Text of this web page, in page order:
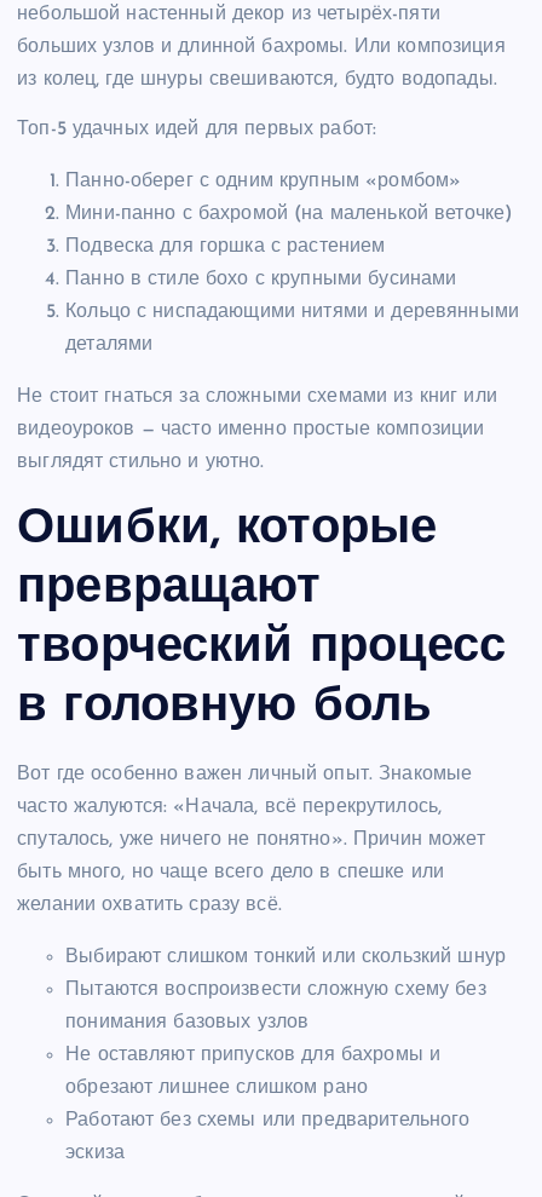
небольшой настенный декор из четырёх-пяти
больших узлов и длинной бахромы. Или композиция
из колец, где шнуры свешиваются, будто водопады.
Топ-5 удачных идей для первых работ:
Панно-оберег с одним крупным «ромбом»
Мини-панно с бахромой (на маленькой веточке)
Подвеска для горшка с растением
Панно в стиле бохо с крупными бусинами
Кольцо с ниспадающими нитями и деревянными
деталями
Не стоит гнаться за сложными схемами из книг или
видеоуроков — часто именно простые композиции
выглядят стильно и уютно.
Ошибки, которые
превращают
творческий процесс
в головную боль
Вот где особенно важен личный опыт. Знакомые
часто жалуются: «Начала, всё перекрутилось,
спуталось, уже ничего не понятно». Причин может
быть много, но чаще всего дело в спешке или
желании охватить сразу всё.
Выбирают слишком тонкий или скользкий шнур
Пытаются воспроизвести сложную схему без
понимания базовых узлов
Не оставляют припусков для бахромы и
обрезают лишнее слишком рано
Работают без схемы или предварительного
эскиза